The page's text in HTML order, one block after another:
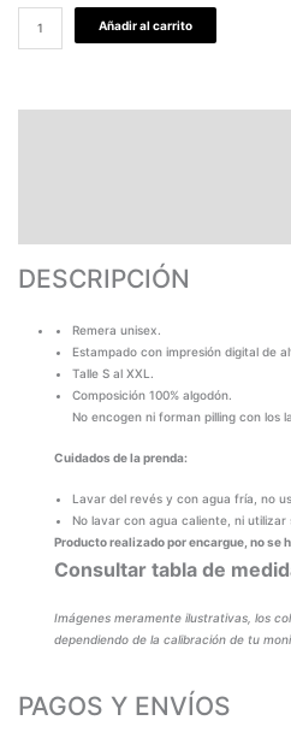
Añadir al carrito
DESCRIPCIÓN
Remera unisex.
Estampado con impresión digital de
Talle S al XXL.
Composición 100% algodón.
No encogen ni forman pilling con los
Cuidados de la prenda:
Lavar del revés y con agua fría, no
No lavar con agua caliente, ni utilizar
Producto realizado por encargue, no se
Consultar tabla de
Imágenes meramente ilustrativas, los
dependiendo de la calibración de tu
PAGOS Y ENVÍOS